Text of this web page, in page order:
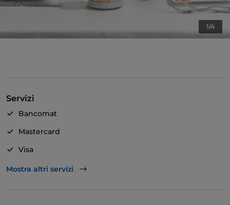
1/4
Servizi
Bancomat
Mastercard
Visa
Accesso disabili
Mostra altri servizi